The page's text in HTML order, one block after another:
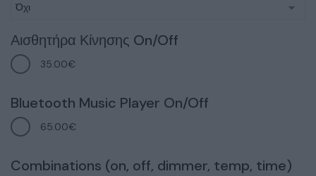
Αισθητήρα Κίνησης On/Off
35.00€
Bluetooth Music Player On/Off
65.00€
Combinations (on, off, dimmer, temp, time)